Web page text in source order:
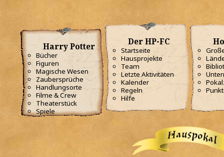
Harry Potter
Bücher
Figuren
Magische Wesen
Zaubersprüche
Handlungsorte
Filme & Crew
Theaterstück
Spiele
Der HP-FC
Startseite
Hausprojekte
Team
Letzte Aktivitäten
Kalender
Regeln
Hilfe